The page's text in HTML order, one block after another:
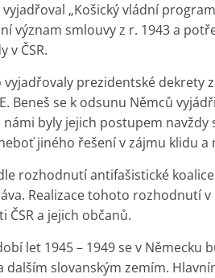
„Košický vládní
význam smlouvy z r. 1943 a
v ČSR.
prezidentské dekrety
Beneš se k odsunu Němců
byly jejich postupem
jiného řešení v zájmu klidu a
rozhodnutí antifašistické
Realizace tohoto rozhodnutí v
a jejich občanů.
let 1945 – 1949 se v
dalším slovanským zemím.